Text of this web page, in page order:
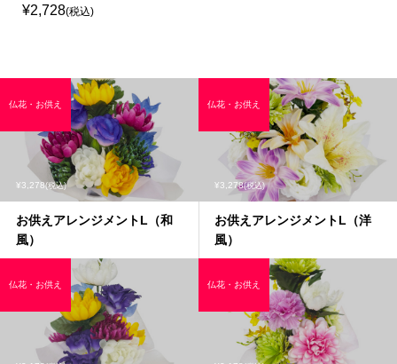
¥2,728(税込)
¥3,278(税込)
お供えアレンジメントL（和
風）
仏花・お供え
¥3,278(税込)
お供えアレンジメントL（洋
風）
仏花・お供え
仏花・お供え 仏花・お供え